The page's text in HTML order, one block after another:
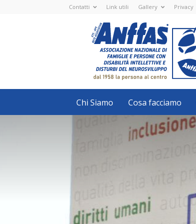
Contatti Link utili Gallery Privacy
Nazionale
ETS
-
APS
Associazione
Nazionale
di
Famiglie
e
con
disabilità
intellettive
neurosviluppo
Chi Siamo Cosa facciamo